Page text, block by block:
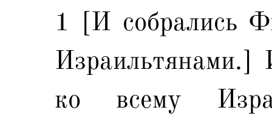
1 [И собрались
ко всему